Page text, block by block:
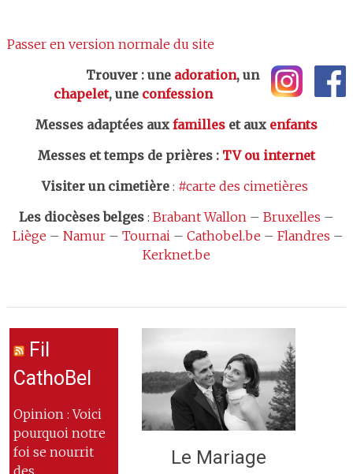
Passer en version normale du site
Trouver : une adoration, un
chapelet, une confession
Messes adaptées aux familleset aux enfants
Messes et temps de prières: TV ou internet
Visiter un cimetière: #carte des cimetières
Les diocèses belges: Brabant Wallon– Bruxelles –
Liège – Namur– Tournai– Cathobel.be – Flandres –
Kerknet.be
Fil
CathoBel
Opinion : Voici
pourquoi notre
foi se nourrit
des
Le Mariage